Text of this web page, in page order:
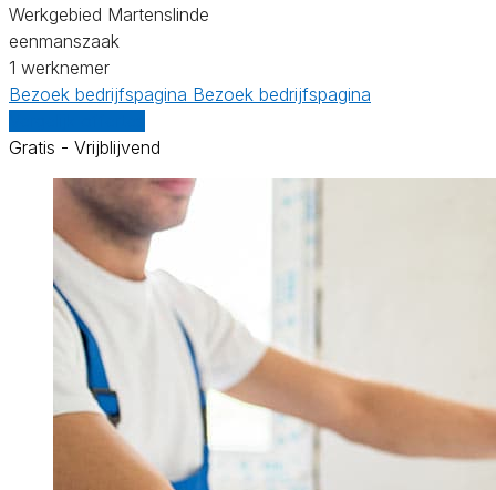
Werkgebied Martenslinde
eenmanszaak
1 werknemer
Bezoek bedrijfspagina Bezoek bedrijfspagina
Gratis - Vrijblijvend